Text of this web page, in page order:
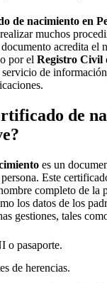
de nacimiento en
muchos
acredita el
por el Registro Civil
de
de
es un
Este
completo de la
los datos de los
gestiones, tales
o pasaporte.
de herencias.